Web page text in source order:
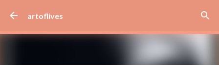
artoflives